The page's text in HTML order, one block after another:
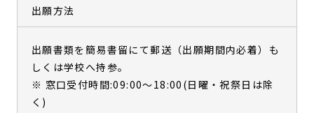
出願方法
出願書類を簡易書留にて郵送（出願期間内必着）も
しくは学校へ持参。
※ 窓口受付時間:09:00〜18:00(日曜・祝祭日は除
く)